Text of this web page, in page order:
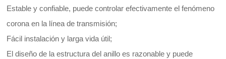
Estable y confiable, puede controlar efectivamente el fenómeno
corona en la línea de transmisión;
Fácil instalación y larga vida útil;
El diseño de la estructura del anillo es razonable y puede